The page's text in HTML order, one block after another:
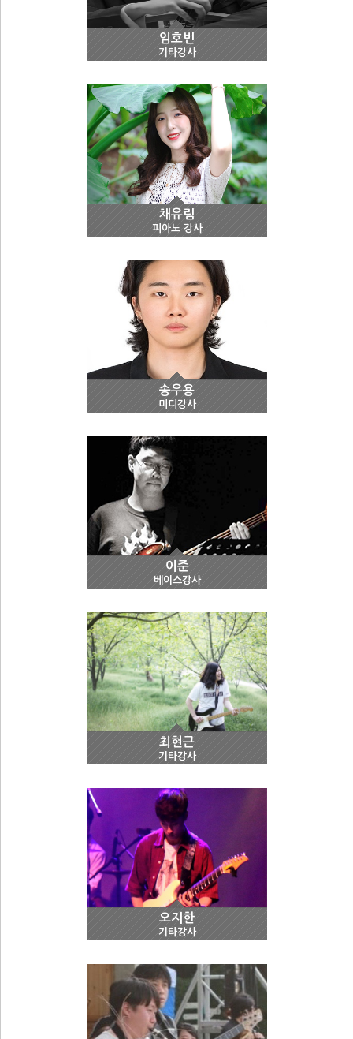
임호빈
기타강사
채유림
피아노 강사
송우용
미디강사
이준
베이스강사
최현근
기타강사
오지한
기타강사